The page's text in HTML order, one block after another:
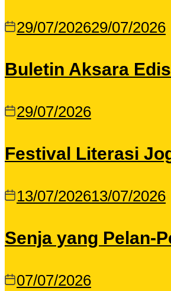
29/07/202629/07/2026
Buletin Aksara
29/07/2026
Festival Literasi
13/07/202613/07/2026
Senja yang Pelan-
07/07/2026